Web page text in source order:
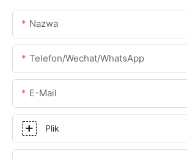
Nazwa
Telefon/Wechat/WhatsApp
E-Mail
Plik